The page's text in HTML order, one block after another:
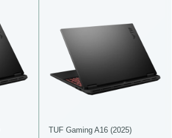
TUF Gaming A16 (2025)